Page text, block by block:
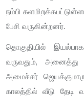
நம்பி
பேசி வருகின்றனர்.
தொகுதியில்
வருவதும்,
அமைச்சர்
காலத்தில் வீடு தேடி